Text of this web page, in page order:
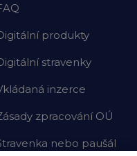
produkty
stravenky
inzerce
zpracování OÚ
nebo paušál